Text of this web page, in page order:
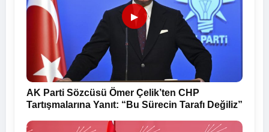
▶
AK Parti Sözcüsü Ömer Çelik’ten CHP
Tartışmalarına Yanıt: “Bu Sürecin Tarafı Değiliz”